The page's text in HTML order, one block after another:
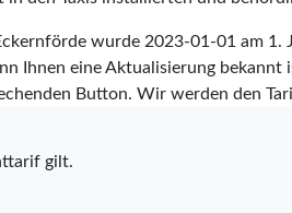
wurde 2023-01-01 am 1.
Ihnen eine Aktualisierung
Button. Wir werden den
gilt.